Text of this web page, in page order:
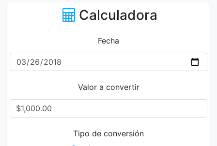
Calculadora
Fecha
Valor a convertir
Tipo de conversión